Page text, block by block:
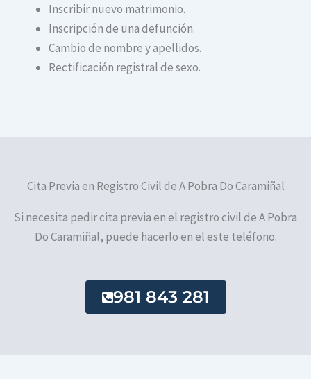
Inscribir nuevo matrimonio.
Inscripción de una defunción.
Cambio de nombre y apellidos.
Rectificación registral de sexo.
Cita Previa en Registro Civil de A Pobra Do Caramiñal
Si necesita pedir cita previa en el registro civil de A Pobra
Do Caramiñal, puede hacerlo en el este teléfono.
981 843 281